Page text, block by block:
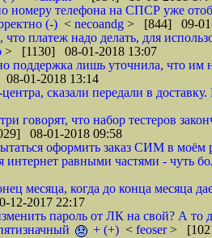
номеру телефона на СПСР уже
(-) < necoandg > [844] 09-01-
платеж надо делать, для
> [1130] 08-01-2018 13:07
поддержка лишь уточнила, что
01-2018 13:14
сказали передали в
говорят, что набор тестеров
08-01-2018 09:58
оформить заказ СИМ в моём
интернет равными частями - чуть
месяца, когда до конца месяца
2017 22:17
пароль от ЛК на свой? А то
+ (+) < feoser>